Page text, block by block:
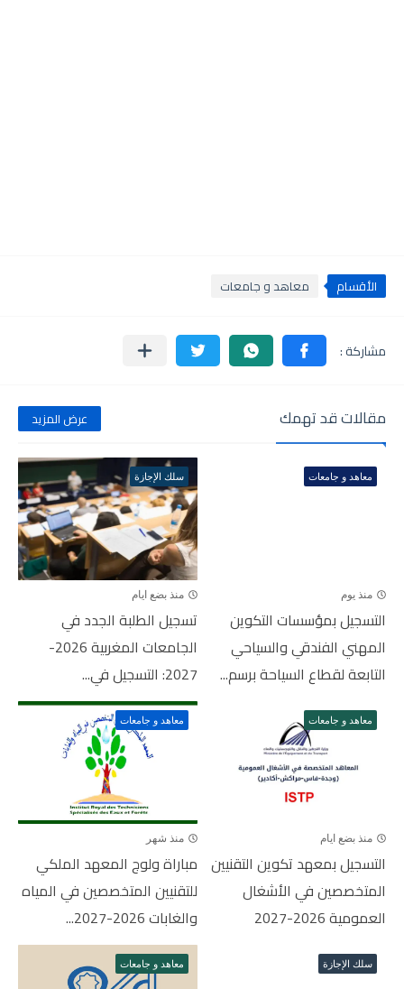
الأقسام معاهد و جامعات
مقالات قد تهمك عرض المزيد
معاهد و جامعات
منذ يوم
التسجيل بمؤسسات التكوين
المهني الفندقي والسياحي
التابعة لقطاع السياحة برسم...
سلك الإجازة
منذ بضع ايام
تسجيل الطلبة الجدد في
الجامعات المغربية 2026-
2027: التسجيل في...
معاهد و جامعات
منذ بضع ايام
التسجيل بمعهد تكوين التقنيين
المتخصصين في الأشغال
العمومية 2026-2027
معاهد و جامعات
منذ شهر
مباراة ولوج المعهد الملكي
للتقنيين المتخصصين في المياه
والغابات 2026-2027...
سلك الإجازة معاهد و جامعات